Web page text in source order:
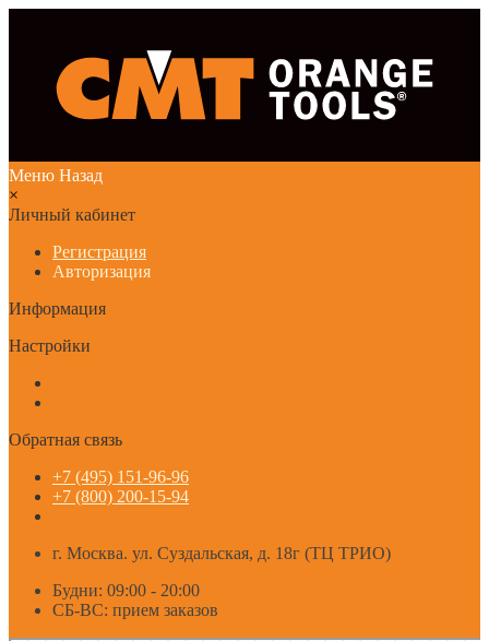
Меню Назад
×
Личный кабинет
Регистрация
Авторизация
Информация
Настройки
Обратная связь
+7 (495) 151-96-96
+7 (800) 200-15-94
г. Москва. ул. Суздальская, д. 18г (ТЦ ТРИО)
Будни: 09:00 - 20:00
СБ-ВС: прием заказов